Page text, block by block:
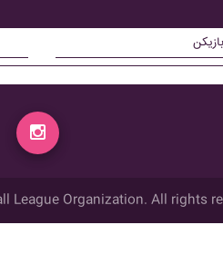
League Organization. All rights